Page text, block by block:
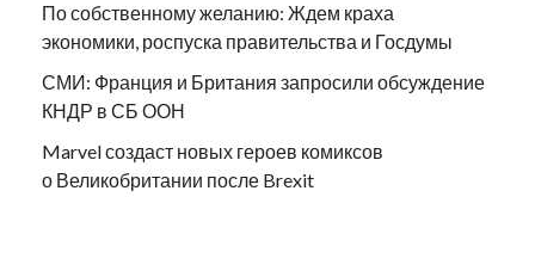
По собственному желанию: Ждем краха
экономики, роспуска правительства и Госдумы
СМИ: Франция и Британия запросили обсуждение
КНДР в СБ ООН
Marvel создаст новых героев комиксов
о Великобритании после Brexit